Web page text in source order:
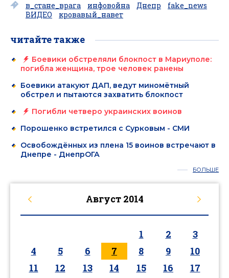
в_стане_врага инфовойна Днепр
fake_news
ВИДЕО
кровавый_навет
читайте также
Боевики обстреляли блокпост в Мариуполе:
погибла женщина, трое человек ранены
Боевики атакуют ДАП, ведут миномётный
обстрел и пытаются захватить блокпост
Погибли четверо украинских воинов
Порошенко встретился с Сурковым - СМИ
Освобождённых из плена 15 воинов встречают в
Днепре - ДнепрОГА
БОЛЬШЕ
Август 2014
1 2
3
4
5 6 7 8 9
10
11
12 13 14 15 16
17